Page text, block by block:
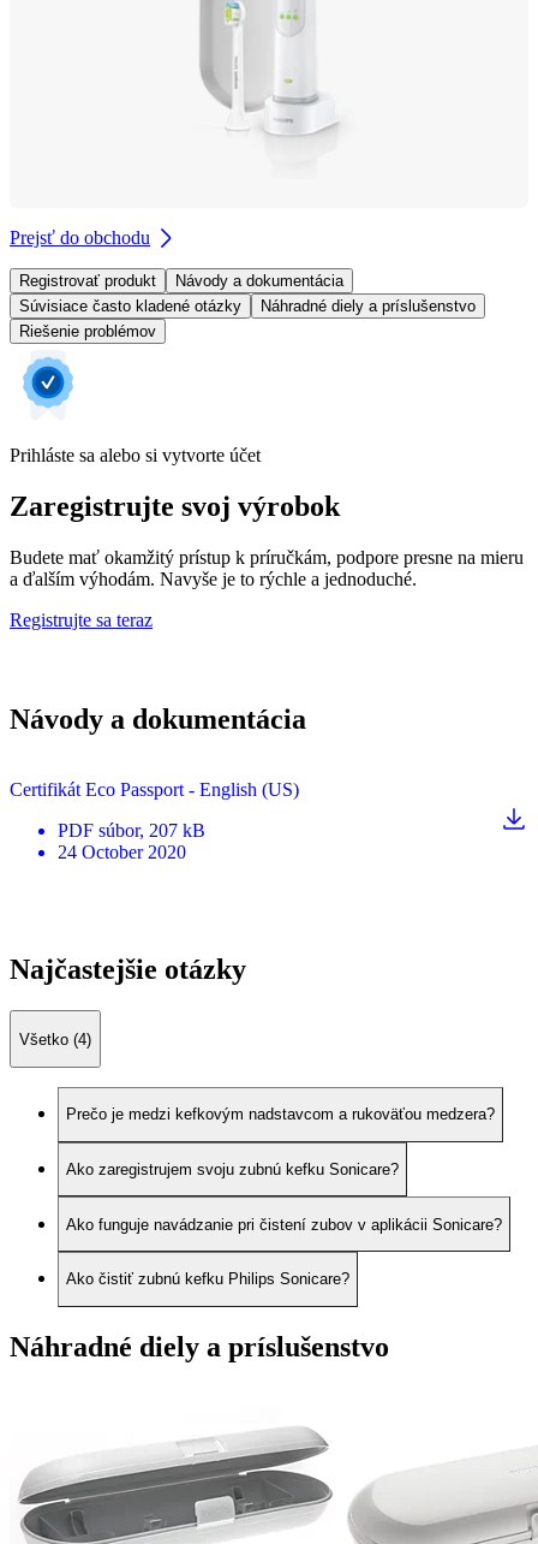
Prejsť do obchodu
Registrovať produkt
Návody a dokumentácia
Súvisiace často kladené otázky
Náhradné diely a príslušenstvo
Riešenie problémov
Prihláste sa alebo si vytvorte účet
Zaregistrujte svoj výrobok
Budete mať okamžitý prístup k príručkám, podpore presne na mieru
a ďalším výhodám. Navyše je to rýchle a jednoduché.
Registrujte sa teraz
Návody a dokumentácia
Certifikát Eco Passport - English (US)
PDF súbor, 207 kB
24 October 2020
Najčastejšie otázky
Všetko (4)
Prečo je medzi kefkovým nadstavcom a rukoväťou medzera?
Ako zaregistrujem svoju zubnú kefku Sonicare?
Ako funguje navádzanie pri čistení zubov v aplikácii Sonicare?
Ako čistiť zubnú kefku Philips Sonicare?
Náhradné diely a príslušenstvo